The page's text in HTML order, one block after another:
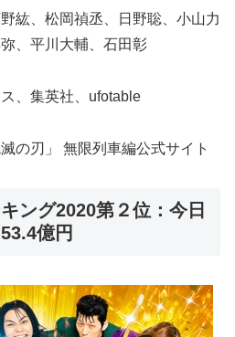
紘、松岡禎丞、日野聡、小山力
、平川大輔、石田彰
、集英社、ufotable
の刃」 無限列車編公式サイト
ング2020第２位：今日
億円